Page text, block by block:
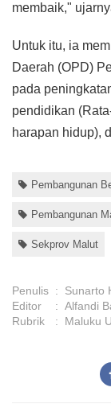
membaik,"
Untuk itu, ia
Daerah (OPD)
pada
pendidikan
harapan hidup),
Pembangunan
Pembangunan
Sekprov Malut
Penulis :
Sunarto
Editor
: Alfandi
Rubrik
: Maluku